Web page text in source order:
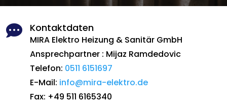
 Kontaktdaten
MIRA Elektro Heizung & Sanitär GmbH
Ansprechpartner : Mijaz Ramdedovic
Telefon: 0511 6151697
E-Mail: info@mira-elektro.de
Fax: +49 511 6165340